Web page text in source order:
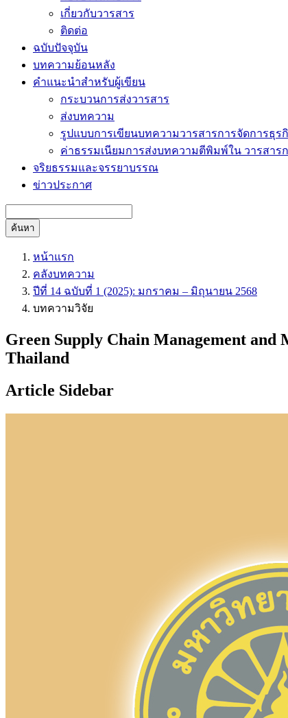
เกี่ยวกับวารสาร
ติดต่อ
ฉบับปัจจุบัน
บทความย้อนหลัง
คำแนะนำสำหรับผู้เขียน
กระบวนการส่งวารสาร
ส่งบทความ
รูปแบบการเขียนบทความวารสารการจัดการธุร
ค่าธรรมเนียมการส่งบทความตีพิมพ์ใน วารสาร
จริยธรรมและจรรยาบรรณ
ข่าวประกาศ
ค้นหา
หน้าแรก
คลังบทความ
ปีที่ 14 ฉบับที่ 1 (2025): มกราคม – มิถุนายน 2568
บทความวิจัย
Green Supply Chain Management
Thailand
Article Sidebar